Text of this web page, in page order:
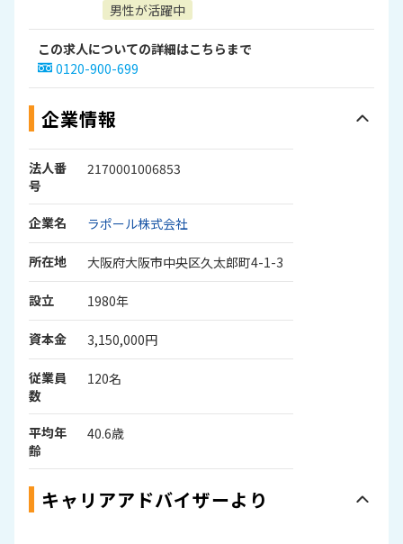
男性が活躍中
この求人についての詳細はこちらまで
0120-900-699
企業情報
法人番
号
2170001006853
企業名 ラポール株式会社
所在地 大阪府大阪市中央区久太郎町4-1-3
設立 1980年
資本金 3,150,000円
従業員
数
120名
平均年
齢
40.6歳
キャリアアドバイザーより